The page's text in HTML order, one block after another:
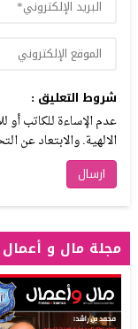
شروط التعليق :
عدم الإساءة للكاتب أو
الالهية. والابتعاد عن
مجلة مال و أعمال